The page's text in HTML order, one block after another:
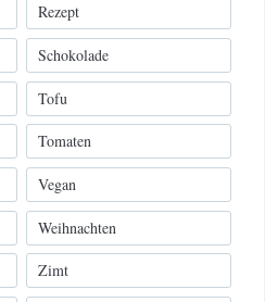
Rezept
Schokolade
Tofu
Tomaten
Vegan
Weihnachten
Zimt